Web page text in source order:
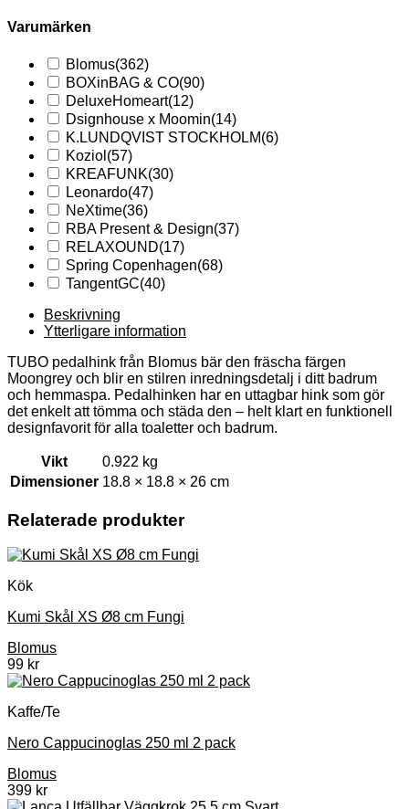
Varumärken
Blomus(362)
BOXinBAG & CO(90)
DeluxeHomeart(12)
Dsignhouse x Moomin(14)
K.LUNDQVIST STOCKHOLM(6)
Koziol (57)
KREAFUNK(30)
Leonardo(47)
NeXtime(36)
RBA Present & Design(37)
RELAXOUND(17)
Spring Copenhagen(68)
TangentGC(40)
Beskrivning
Ytterligare information
TUBO pedalhink från Blomus bär den fräscha färgen
Moongrey och blir en stilren inredningsdetalj i ditt badrum
och hemmaspa. Pedalhinken har en uttagbar hink som gör
det enkelt att tömma och städa den – helt klart en funktionell
designfavorit för alla toaletter och badrum.
Vikt
0.922 kg
Dimensioner 18.8 × 18.8 × 26 cm
Relaterade produkter
Kök
Kumi Skål XS Ø8 cm Fungi
Blomus
99 kr
Kaffe/Te
Nero Cappucinoglas 250 ml 2 pack
Blomus
399 kr